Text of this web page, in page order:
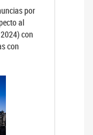
por
al
con
con